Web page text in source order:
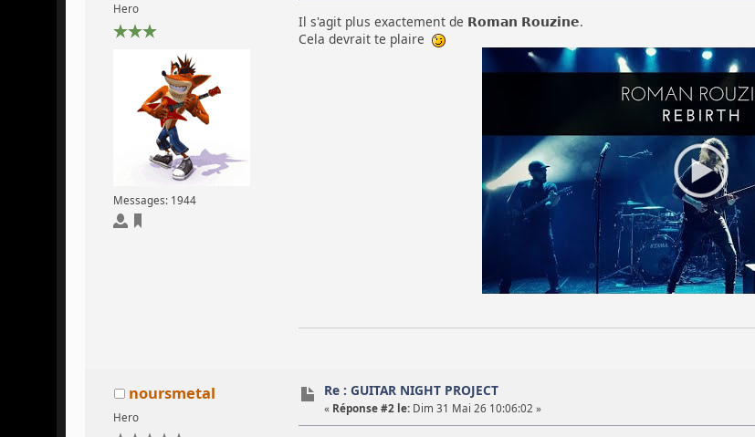
Hero
Messages: 1944
Il s'agit plus exactement de 𝗥𝗼𝗺𝗮𝗻 𝗥𝗼𝘂𝘇𝗶𝗻𝗲.
Cela devrait te plaire
noursmetal
Hero
Re : GUITAR NIGHT PROJECT
« Réponse #2 le: Dim 31 Mai 26 10:06:02 »